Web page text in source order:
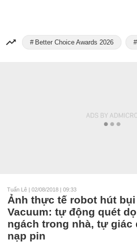
Better Choice Awards 2026
Tuấn Lê | 02/08/2018 | 09:33
Ảnh thực tế robot hút
Vacuum: tự động quét
ngách trong nhà, tự giác
nạp pin